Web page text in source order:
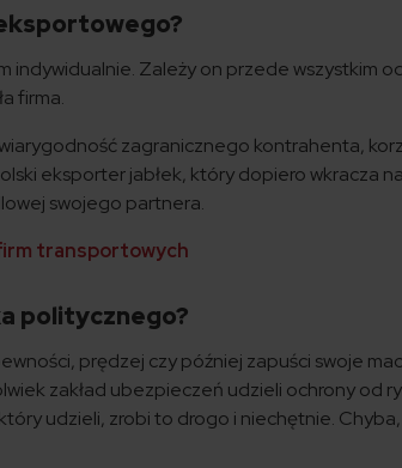
indywidualnie. Zależy on przede wszystkim
firma.
zagranicznego kontrahenta,
eksporter jabłek, który dopiero wkracza
swojego partnera.
transportowych
politycznego?
prędzej czy później zapuści swoje
zakład ubezpieczeń udzieli ochrony od
udzieli, zrobi to drogo i niechętnie.